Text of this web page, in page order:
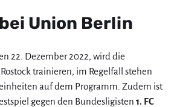
Union Berlin
22. Dezember 2022, wird die
trainieren, im Regelfall stehen
auf dem Programm. Zudem ist
gegen den Bundesligisten 1. FC